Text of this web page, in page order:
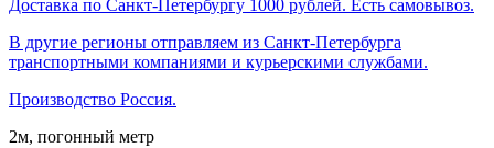
Доставка по Санкт-Петербургу 1000 рублей. Есть самовывоз.
В другие регионы отправляем из Санкт-Петербурга
транспортными компаниями и курьерскими службами.
Производство Россия.
2м, погонный метр